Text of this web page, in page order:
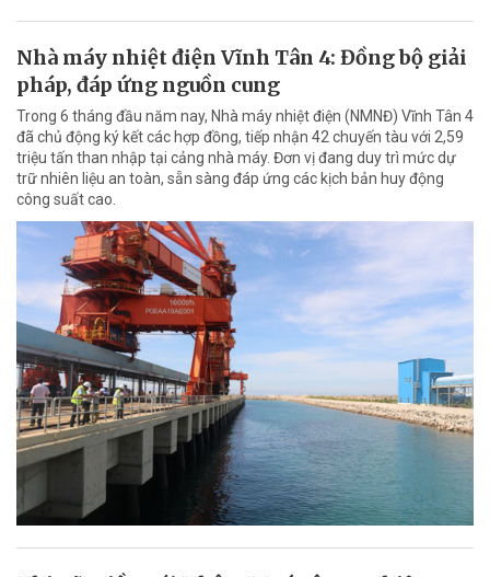
Nhà máy nhiệt điện Vĩnh Tân 4: Đồng bộ giải
pháp, đáp ứng nguồn cung
Trong 6 tháng đầu năm nay, Nhà máy nhiệt điện (NMNĐ) Vĩnh Tân 4
đã chủ động ký kết các hợp đồng, tiếp nhận 42 chuyến tàu với 2,59
triệu tấn than nhập tại cảng nhà máy. Đơn vị đang duy trì mức dự
trữ nhiên liệu an toàn, sẵn sàng đáp ứng các kịch bản huy động
công suất cao.